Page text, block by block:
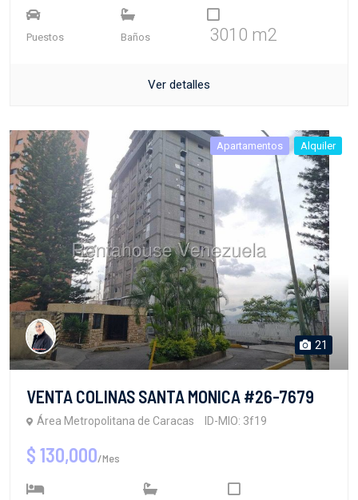
Puestos Baños 3010 m2
Ver detalles
Apartamentos Alquiler
21
VENTA COLINAS SANTA MONICA #26-7679
Área Metropolitana de Caracas ID-MIO: 3f19
$ 130,000/Mes